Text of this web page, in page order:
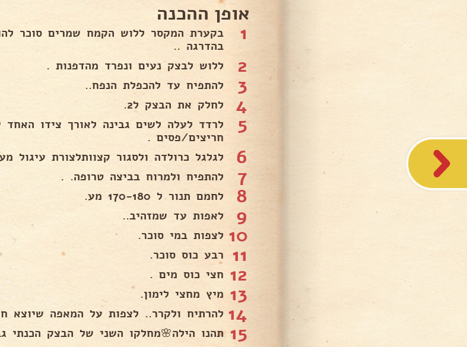
אופן ההכנה
1
בקערת המקסר ללוש הקמח שמרים סוכר
בהדרגה ..
2 ללוש לבצק נעים ונפרד מהדפנות .
3 להתפיח עד להכפלת הנפח..
4 לחלק את הבצק ל2.
5
לרדד לעלה לשים גבינה לאורך צידו
חריצים/פסים .
6 לגלגל כרולדה ולסגור קצוותלצורת עיגול
7 להתפיח ולמרוח בביצה טרופה. .
8 לחמם תנור ל 170-180 מע.
9 לאפות עד שמזהיב..
10 לצפות במי סוכר.
11 רבע כוס סוכר.
12 חצי כוס מים .
13 מיץ מחצי לימון.
14 להרתיח ולקרר.. לצפות על המאפה שיוצא
15 תהנו הילה🌸מחלקו השני של הבצק הכנתי